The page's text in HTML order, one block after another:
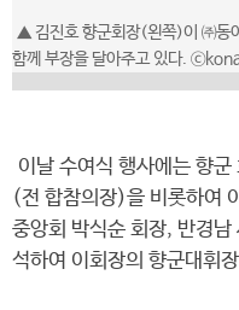
▲ 김진호 향군회장(왼쪽)이 ㈜동
함께 부장을 달아주고 있다.
이날 수여식 행사에는 향
(전 합참의장)을 비롯하여
중앙회 박식순 회장, 반경
석하여 이회장의 향군대휘